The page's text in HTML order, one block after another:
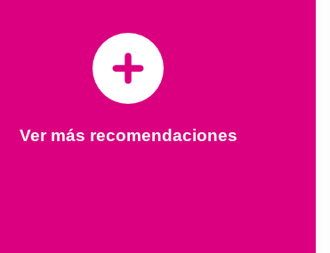
Ver más recomendaciones